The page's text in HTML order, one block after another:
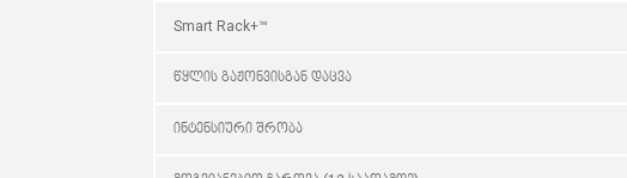
Smart Rack+™
წყლის გაჟონვისგან დაცვა
ინტენსიური შრობა